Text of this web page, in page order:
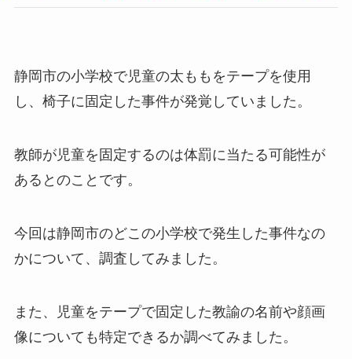
静岡市の小学校で児童の太ももをテープを使用
し、椅子に固定した事件が発覚していました。
教師が児童を固定するのは体罰に当たる可能性が
あるとのことです。
今回は静岡市のどこの小学校で発生した事件なの
かについて、調査してみました。
また、児童をテープで固定した教諭の名前や顔画
像についても特定できるか調べてみました。